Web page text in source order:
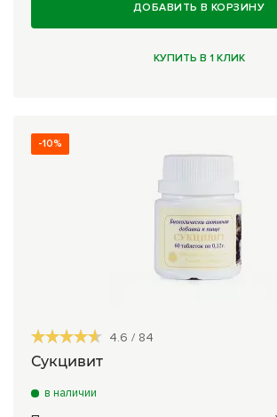
ДОБАВИТЬ В КОРЗИНУ
КУПИТЬ В 1 КЛИК
-10%
4.6 / 84
Сукцивит
в наличии